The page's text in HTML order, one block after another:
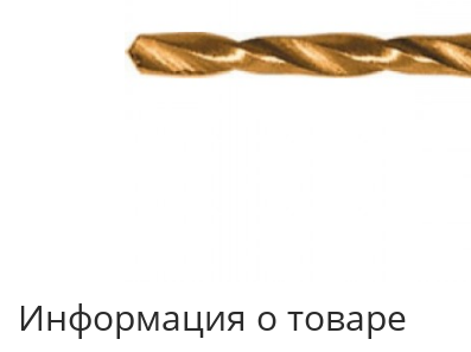
Информация о товаре